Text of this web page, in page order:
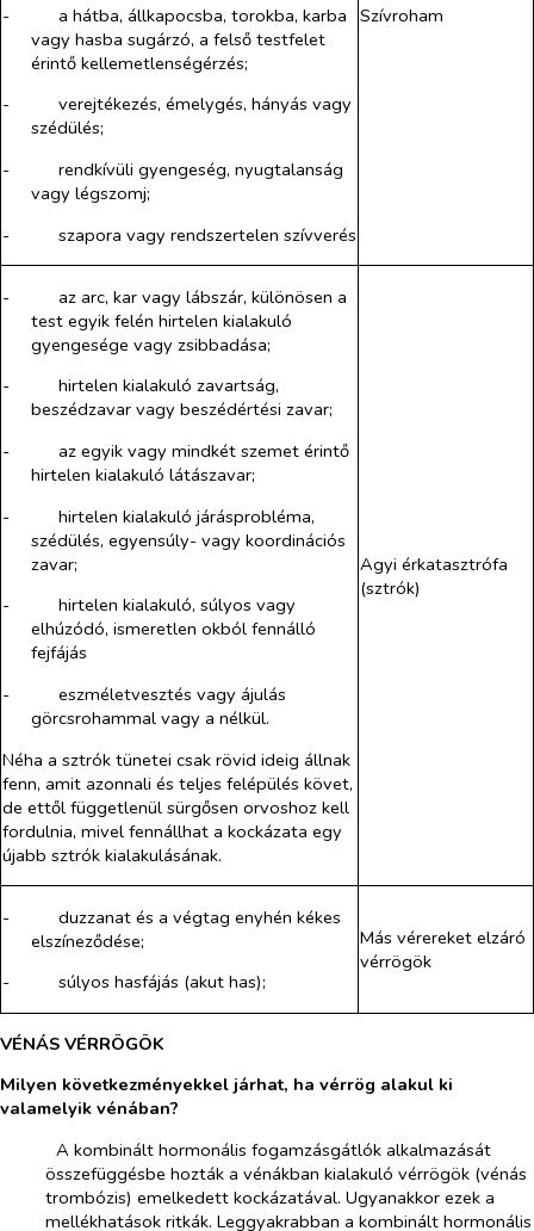
-​
a hátba, állkapocsba, torokba, karba
vagy hasba sugárzó, a felső testfelet
érintő kellemetlenségérzés;
-​
verejtékezés, émelygés, hányás vagy
szédülés;
-​
rendkívüli gyengeség, nyugtalanság
vagy légszomj;
-​
szapora vagy rendszertelen szívverés
Szívroham
-​
az arc, kar vagy lábszár, különösen a
test egyik felén hirtelen kialakuló
gyengesége vagy zsibbadása;
-​
hirtelen kialakuló zavartság,
beszédzavar vagy beszédértési zavar;
-​
az egyik vagy mindkét szemet érintő
hirtelen kialakuló látászavar;
-​
hirtelen kialakuló járásprobléma,
szédülés, egyensúly- vagy koordinációs
zavar;
-​
hirtelen kialakuló, súlyos vagy
elhúzódó, ismeretlen okból fennálló
fejfájás
-​
eszméletvesztés vagy ájulás
görcsrohammal vagy a nélkül.
Néha a sztrók tünetei csak rövid ideig állnak
fenn, amit azonnali és teljes felépülés követ,
de ettől függetlenül sürgősen orvoshoz kell
fordulnia, mivel fennállhat a kockázata egy
újabb sztrók kialakulásának.
Agyi érkatasztrófa
(sztrók)
-​
duzzanat és a végtag enyhén kékes
elszíneződése;
-​
súlyos hasfájás (akut has);
Más vérereket elzáró
vérrögök
VÉNÁS VÉRRÖGÖK
Milyen következményekkel járhat, ha vérrög alakul ki
valamelyik vénában?
A kombinált hormonális fogamzásgátlók alkalmazását
összefüggésbe hozták a vénákban kialakuló vérrögök (vénás
trombózis) emelkedett kockázatával. Ugyanakkor ezek a
mellékhatások ritkák. Leggyakrabban a kombinált hormonális